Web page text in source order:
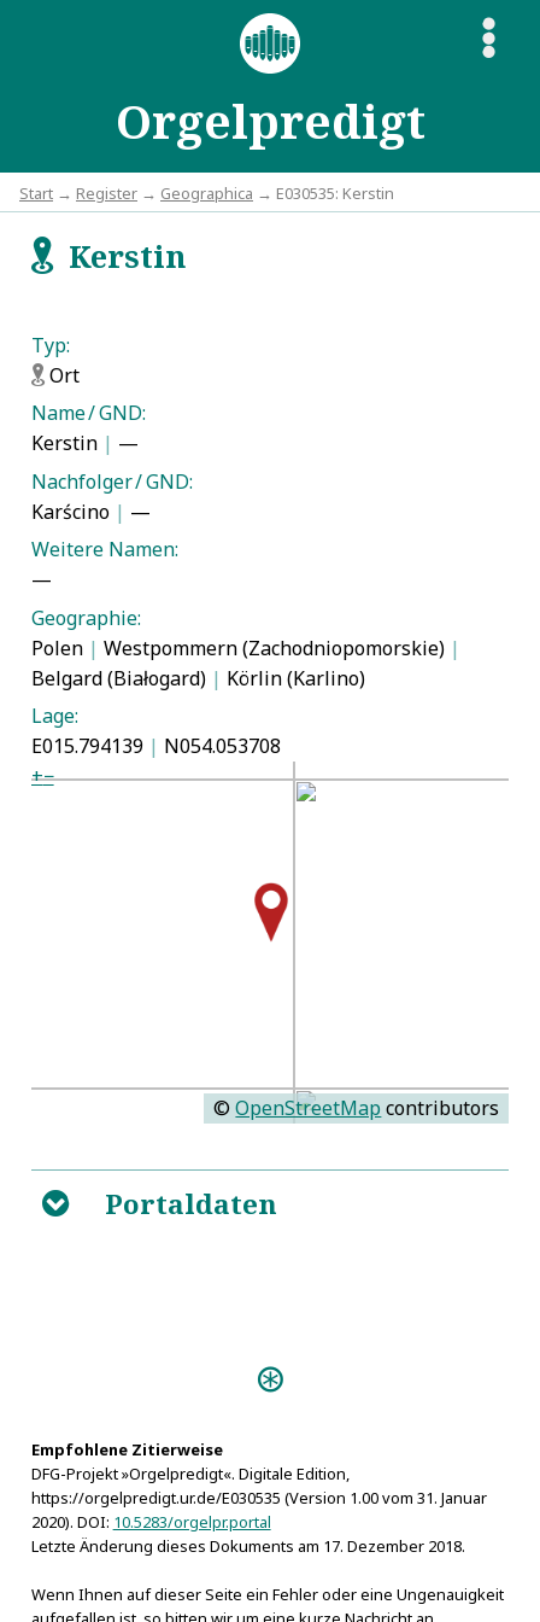
Orgelpredigt
S
Start → Register → Geographica → E030535: Kerstin
fKerstin
Typ:
fOrt
Name / GND:
Kerstin | —
Nachfolger / GND:
Karścino | —
Weitere Namen:
—
Geographie:
Polen | Westpommern (Zachodniopomorskie) |
Belgard (Białogard) | Körlin (Karlino)
Lage:
E015.794139 | N054.053708
+−
©OpenStreetMap contributors
B Portaldaten
Manteuffel, Ernst Christoph von
Empfohlene Zitierweise
DFG-Projekt »Orgelpredigt«. Digitale Edition,
https://orgelpredigt.ur.de/E030535 (Version 1.00 vom 31. Januar
2020). DOI: 10.5283/orgelpr.portal
Letzte Änderung dieses Dokuments am 17. Dezember 2018.
Wenn Ihnen auf dieser Seite ein Fehler oder eine Ungenauigkeit